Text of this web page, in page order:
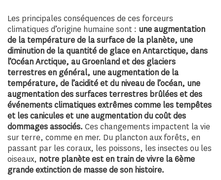
Les principales conséquences de ces forceurs
climatiques d’origine humaine sont : une augmentation
de la température de la surface de la planète, une
diminution de la quantité de glace en Antarctique, dans
l’Océan Arctique, au Groenland et des glaciers
terrestres en général, une augmentation de la
température, de l’acidité et du niveau de l’océan, une
augmentation des surfaces terrestres brûlées et des
événements climatiques extrêmes comme les tempêtes
et les canicules et une augmentation du coût des
dommages associés. Ces changements impactent la vie
sur terre, comme en mer. Du plancton aux forêts, en
passant par les coraux, les poissons, les insectes ou les
oiseaux, notre planète est en train de vivre la 6ème
grande extinction de masse de son histoire.